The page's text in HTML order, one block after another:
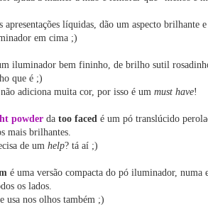
apresentações líquidas, dão um aspecto brilhante
em cima ;)
iluminador bem fininho, de brilho sutil
que é ;)
adiciona muita cor, por isso é um must have!
powder da too faced é um pó translúcido
mais brilhantes.
de um help? tá aí ;)
é uma versão compacta do pó iluminador, numa
os lados.
usa nos olhos também ;)